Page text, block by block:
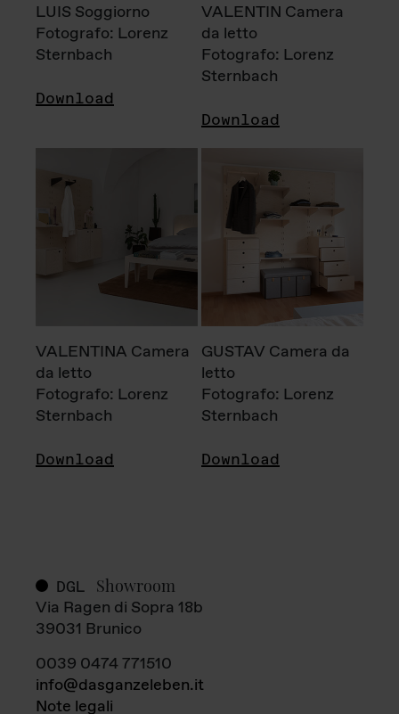
LUIS Soggiorno
Fotografo: Lorenz
Sternbach
Download
VALENTIN Camera
da letto
Fotografo: Lorenz
Sternbach
Download
VALENTINA Camera
da letto
Fotografo: Lorenz
Sternbach
Download
GUSTAV Camera da
letto
Fotografo: Lorenz
Sternbach
Download
DGL Showroom
Via Ragen di Sopra 18b
39031 Brunico
0039 0474 771510
info@dasganzeleben.it
Note legali